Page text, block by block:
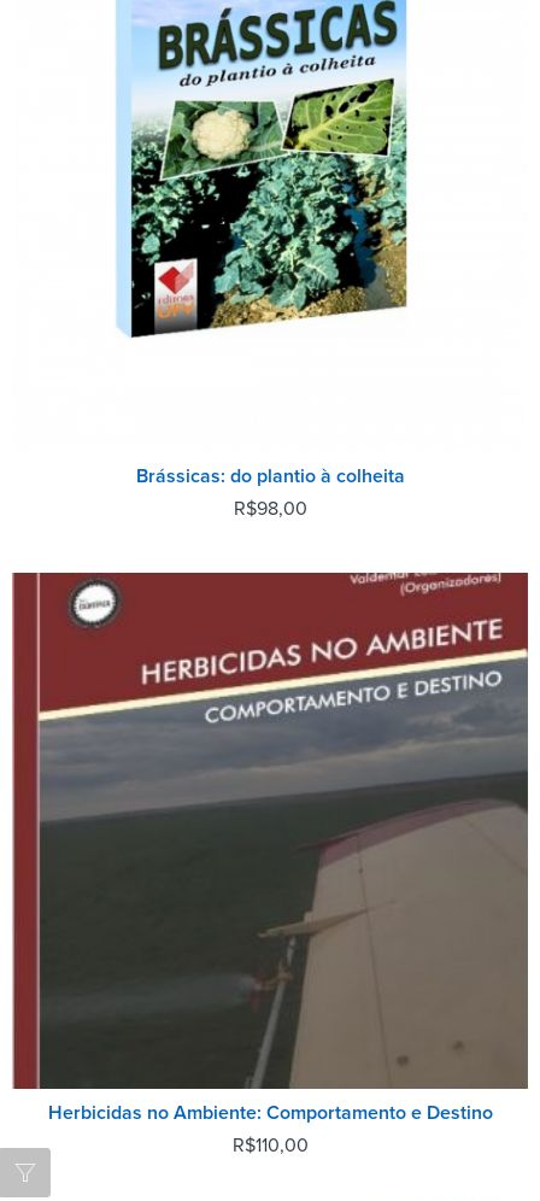
Brássicas: do plantio à colheita
R$98,00
Herbicidas no Ambiente: Comportamento e Destino
R$110,00